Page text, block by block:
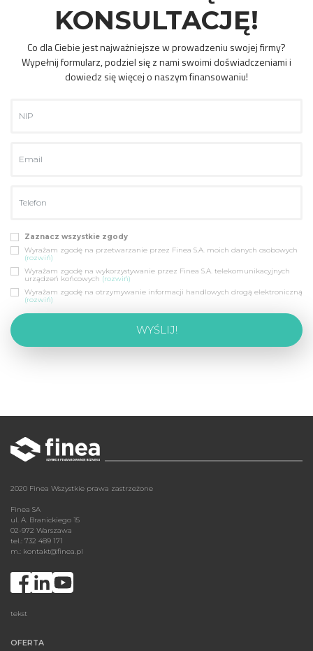
KONSULTACJĘ!
Co dla Ciebie jest najważniejsze w prowadzeniu swojej firmy?
Wypełnij formularz, podziel się z nami swoimi doświadczeniami i
dowiedz się więcej o naszym finansowaniu!
Zaznacz wszystkie zgody
Wyrażam zgodę na przetwarzanie przez Finea S.A. moich danych osobowych
(rozwiń)
Wyrażam zgodę na wykorzystywanie przez Finea S.A. telekomunikacyjnych
urządzeń końcowych (rozwiń)
Wyrażam zgodę na otrzymywanie informacji handlowych drogą elektroniczną
(rozwiń)
2020 Finea Wszystkie prawa zastrzeżone
Finea SA
ul. A. Branickiego 15
02-972 Warszawa
tel.: 732 489 171
m.: kontakt@finea.pl
tekst
OFERTA